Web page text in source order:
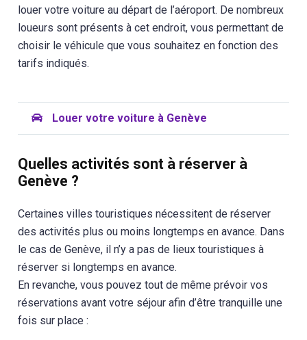
louer votre voiture au départ de l’aéroport. De nombreux
loueurs sont présents à cet endroit, vous permettant de
choisir le véhicule que vous souhaitez en fonction des
tarifs indiqués.
Louer votre voiture à Genève
Quelles activités sont à réserver à
Genève ?
Certaines villes touristiques nécessitent de réserver
des activités plus ou moins longtemps en avance. Dans
le cas de Genève, il n’y a pas de lieux touristiques à
réserver si longtemps en avance.
En revanche, vous pouvez tout de même prévoir vos
réservations avant votre séjour afin d’être tranquille une
fois sur place :